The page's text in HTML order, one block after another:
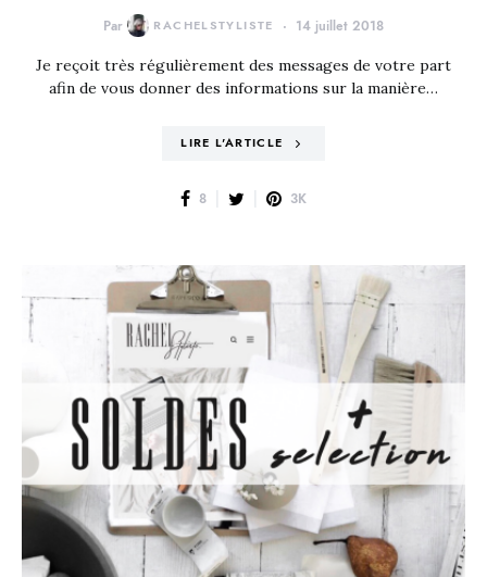
Par RACHELSTYLISTE 14 juillet 2018
Je reçoit très régulièrement des messages de votre part
afin de vous donner des informations sur la manière…
LIRE L'ARTICLE
8 3K